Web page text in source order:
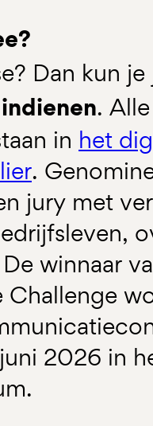
Dan kun
.
in het
.
jury met
winnaar
2026 in